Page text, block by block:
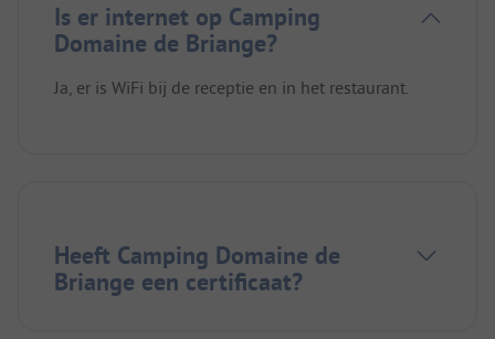
Is er internet op Camping
Domaine de Briange?
Ja, er is WiFi bij de receptie en in het restaurant.
Heeft Camping Domaine de
Briange een certificaat?